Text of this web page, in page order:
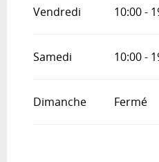
Vendredi 10:00 -
Samedi 10:00 -
Dimanche Fermé